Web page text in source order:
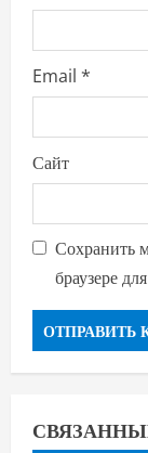
Email *
Сайт
Сохранить
браузере